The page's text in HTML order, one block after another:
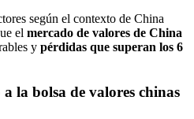
según el contexto de China
el mercado de valores de China
y pérdidas que superan los 6
la bolsa de valores chinas